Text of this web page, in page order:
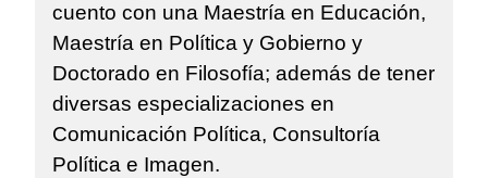
cuento con una Maestría en Educación,
Maestría en Política y Gobierno y
Doctorado en Filosofía; además de tener
diversas especializaciones en
Comunicación Política, Consultoría
Política e Imagen.